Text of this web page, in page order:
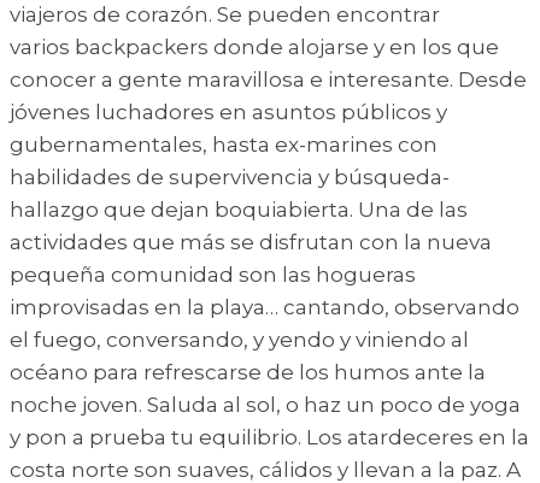
viajeros de corazón. Se pueden encontrar
varios backpackers donde alojarse y en los que
conocer a gente maravillosa e interesante. Desde
jóvenes luchadores en asuntos públicos y
gubernamentales, hasta ex-marines con
habilidades de supervivencia y búsqueda-
hallazgo que dejan boquiabierta. Una de las
actividades que más se disfrutan con la nueva
pequeña comunidad son las hogueras
improvisadas en la playa… cantando, observando
el fuego, conversando, y yendo y viniendo al
océano para refrescarse de los humos ante la
noche joven. Saluda al sol, o haz un poco de yoga
y pon a prueba tu equilibrio. Los atardeceres en la
costa norte son suaves, cálidos y llevan a la paz. A